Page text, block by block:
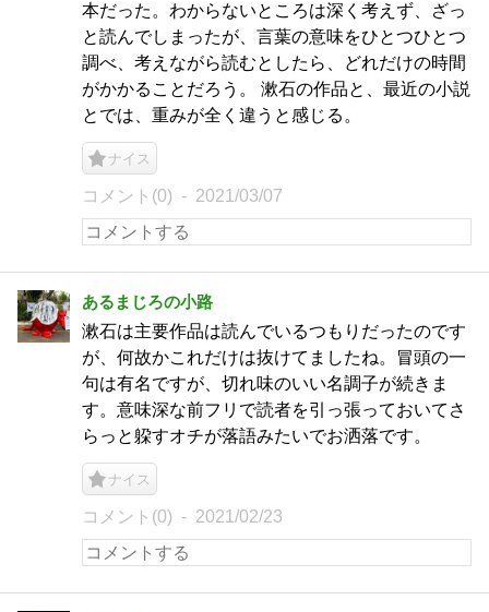
本だった。わからないところは深く考えず、ざっ
と読んでしまったが、言葉の意味をひとつひとつ
調べ、考えながら読むとしたら、どれだけの時間
がかかることだろう。 漱石の作品と、最近の小説
とでは、重みが全く違うと感じる。
ナイス
コメント(0) 2021/03/07
あるまじろの小路
漱石は主要作品は読んでいるつもりだったのです
が、何故かこれだけは抜けてましたね。冒頭の一
句は有名ですが、切れ味のいい名調子が続きま
す。意味深な前フリで読者を引っ張っておいてさ
らっと躱すオチが落語みたいでお洒落です。
ナイス
コメント(0) 2021/02/23